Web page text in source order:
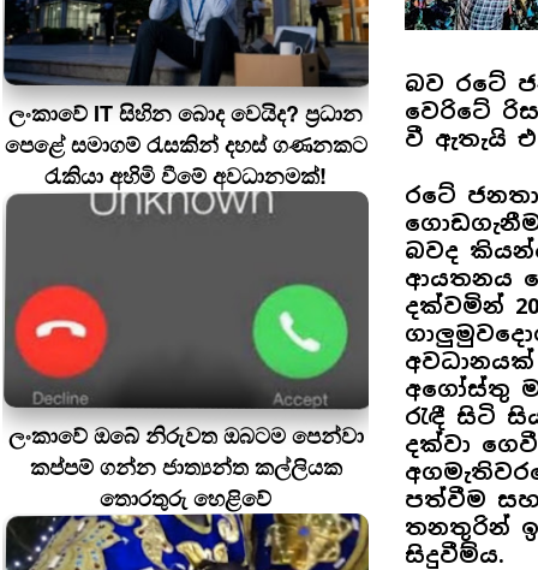
ලංකාවේ IT සිහින බොද වෙයිද? ප්‍රධාන
පෙළේ සමාගම් රැසකින් දහස් ගණනකට
රැකියා අහිමි වීමේ අවධානමක්!
ලංකාවේ ඔබේ නිරුවත ඔබටම පෙන්වා
කප්පම් ගන්න ජාත්‍යන්ත කල්ලියක
තොරතුරු හෙළිවේ
බව රටේ
වෙරිටේ
වී ඇතැයි
රටේ
බවද
ආයතනය
දක්වමින්
අගෝස්තු
රැඳී සිටි
දක්වා
පත්වීම
තනතුරින්
සිදුවීම්ය.